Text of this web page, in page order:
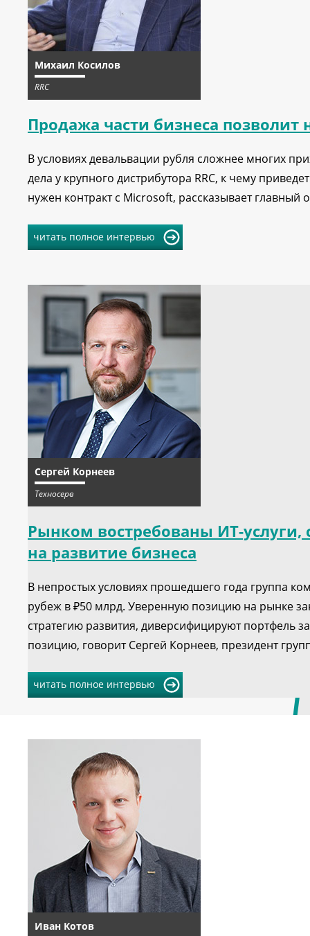
Михаил Косилов
RRC
Продажа части бизнеса
В условиях девальвации рубля сложнее многих
дела у крупного дистрибутора RRC, к чему
нужен контракт с Microsoft, рассказывает
читать полное интервью
Сергей Корнеев
Техносерв
Рынком востребованы ИТ-услуги,
на развитие бизнеса
В непростых условиях прошедшего года группа
рубеж в ₽50 млрд. Уверенную позицию на рынке
стратегию развития, диверсифицируют портфель
позицию, говорит Сергей Корнеев, президент
читать полное интервью
Иван Котов